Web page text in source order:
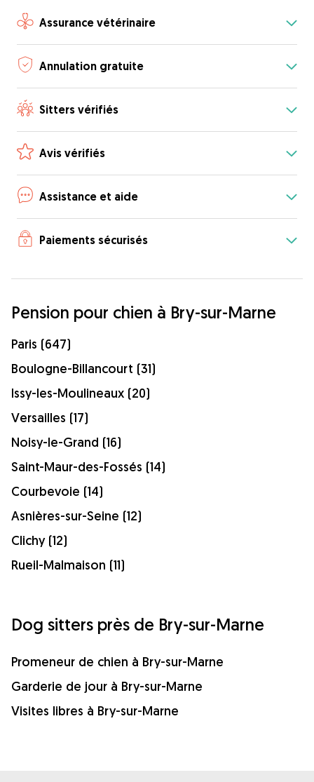
Assurance vétérinaire
Annulation gratuite
Sitters vérifiés
Avis vérifiés
Assistance et aide
Paiements sécurisés
Pension pour chien à Bry-sur-Marne
Paris (647)
Boulogne-Billancourt (31)
Issy-les-Moulineaux (20)
Versailles (17)
Noisy-le-Grand (16)
Saint-Maur-des-Fossés (14)
Courbevoie (14)
Asnières-sur-Seine (12)
Clichy (12)
Rueil-Malmaison (11)
Dog sitters près de Bry-sur-Marne
Promeneur de chien à Bry-sur-Marne
Garderie de jour à Bry-sur-Marne
Visites libres à Bry-sur-Marne